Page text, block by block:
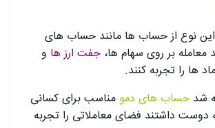
این نوع از حساب ها مانند حساب های
معامله بر روی سهام ها، جفت ارز ها و
ها را تجربه کنند.
شد حساب های دمو مناسب برای کسانی
داشتند فضای معاملاتی را تجربه